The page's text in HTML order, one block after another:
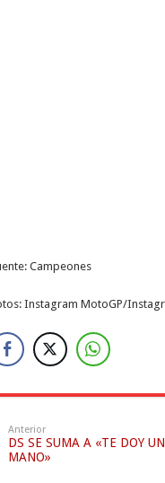
Campeones
Instagram MotoGP/
Anterior
DS SE SUMA A «TE DOY
MANO»